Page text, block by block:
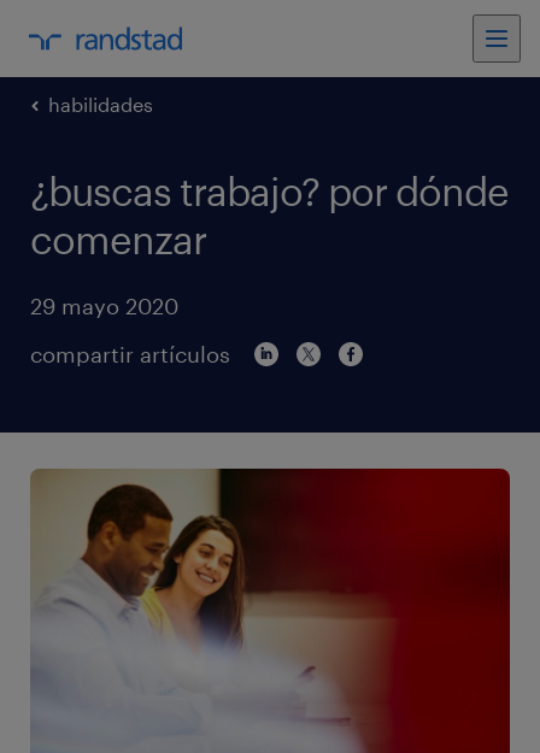
habilidades
¿buscas trabajo? por dónde
comenzar
29 mayo 2020
compartir artículos